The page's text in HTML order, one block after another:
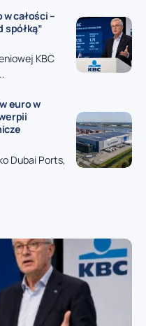
całości –
spółką”
KBC
euro w
Dubai Ports,